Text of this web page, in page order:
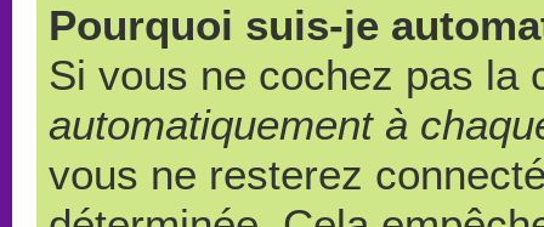
Pourquoi suis-je
Si vous ne cochez pas la
automatiquement à
vous ne resterez